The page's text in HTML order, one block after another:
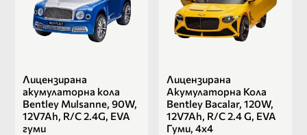
Лицензирана
акумулаторна кола
Bentley Mulsanne, 90W,
12V7Ah, R/C 2.4G, EVA
гуми
Лицензирана
Акумулаторна Кола
Bentley Bacalar, 120W,
12V7Ah, R/C 2.4 G, EVA
Гуми, 4х4